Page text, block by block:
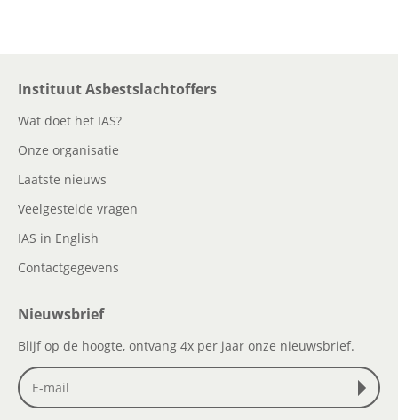
Instituut Asbestslachtoffers
Wat doet het IAS?
Onze organisatie
Laatste nieuws
Veelgestelde vragen
IAS in English
Contactgegevens
Nieuwsbrief
Blijf op de hoogte, ontvang 4x per jaar onze nieuwsbrief.